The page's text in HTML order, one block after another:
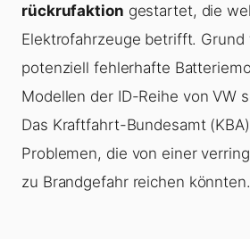
rückrufaktion gestartet, die
Elektrofahrzeuge betrifft.
potenziell fehlerhafte
Modellen der ID-Reihe von VW
Das Kraftfahrt-Bundesamt
Problemen, die von einer
zu Brandgefahr reichen könnten.